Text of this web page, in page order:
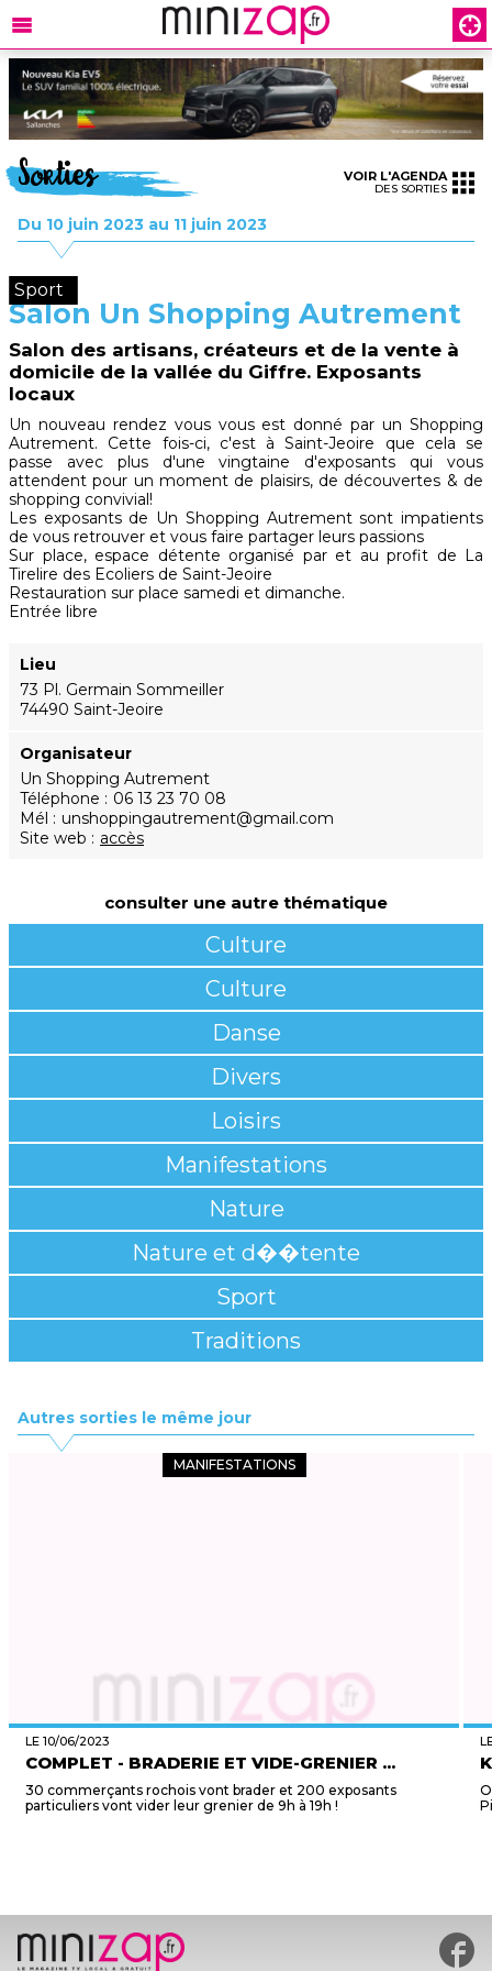
Sorties
Du 10 juin 2023 au 11 juin 2023
VOIR L'AGENDA
DES SORTIES
Sport
Salon Un Shopping Autrement
Salon des artisans, créateurs et de la vente à
domicile de la vallée du Giffre. Exposants
locaux
Un nouveau rendez vous vous est donné par un Shopping
Autrement. Cette fois-ci, c'est à Saint-Jeoire que cela se
passe avec plus d'une vingtaine d'exposants qui vous
attendent pour un moment de plaisirs, de découvertes & de
shopping convivial!
Les exposants de Un Shopping Autrement sont impatients
de vous retrouver et vous faire partager leurs passions
Sur place, espace détente organisé par et au profit de La
Tirelire des Ecoliers de Saint-Jeoire
Restauration sur place samedi et dimanche.
Entrée libre
Lieu
73 Pl. Germain Sommeiller
74490 Saint-Jeoire
Organisateur
Un Shopping Autrement
Téléphone
06 13 23 70 08
Mél
unshoppingautrement@gmail.com
Site web
accès
consulter une autre thématique
Culture
Culture
Danse
Divers
Loisirs
Manifestations
Nature
Nature et d��tente
Sport
Traditions
Autres sorties le même jour
MANIFESTATIONS
LE 10/06/2023
COMPLET - BRADERIE ET VIDE-GRENIER ...
30 commerçants rochois vont brader et 200 exposants
particuliers vont vider leur grenier de 9h à 19h !